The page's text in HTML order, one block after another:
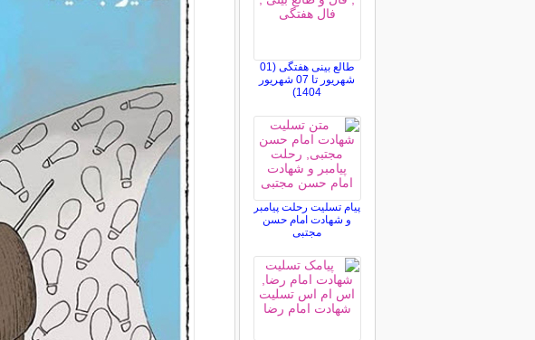
طالع بینی هفتگی (01
شهریور تا 07 شهریور
1404)
پیام تسلیت رحلت پیامبر
و شهادت امام حسن
مجتبی